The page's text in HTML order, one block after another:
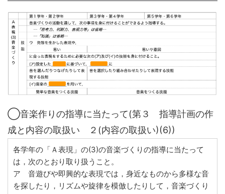
◯音楽作りの指導に当たって(第３ 指導計画の作
成と内容の取扱い ２(内容の取扱い)(6))
各学年の「Ａ表現」の(3)の音楽づくりの指導に当たって
は，次のとおり取り扱うこと。
ア 音遊びや即興的な表現では，身近なものから多様な音
を探したり，リズムや旋律を模倣したりして，音楽づくり